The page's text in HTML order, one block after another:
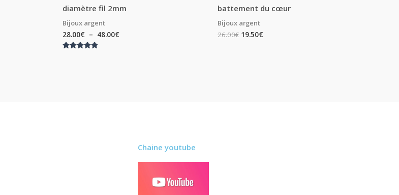
diamètre fil 2mm
Bijoux argent
28.00€ – 48.00€
battement du cœur
Bijoux argent
26.00€ 19.50€
Chaine youtube